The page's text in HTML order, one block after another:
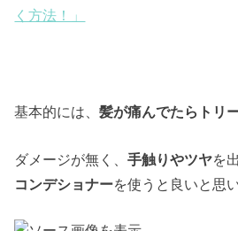
く方法！」
基本的には、髪が痛んでたらトリ
ダメージが無く、手触りやツヤを
コンデショナーを使うと良いと思